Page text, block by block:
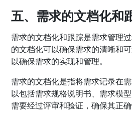
五、需求的文档化和
需求的文档化和跟踪是需求管理
的文档化可以确保需求的清晰和
以确保需求的实现和管理。
需求的文档化是指将需求记录在
以包括需求规格说明书、需求模
需要经过评审和验证，确保其正确